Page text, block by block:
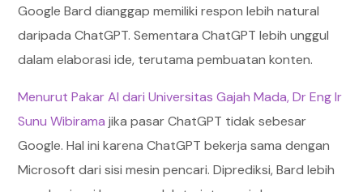
Google Bard dianggap memiliki respon lebih natural
daripada ChatGPT. Sementara ChatGPT lebih unggul
dalam elaborasi ide, terutama pembuatan konten.
Menurut Pakar AI dari Universitas Gajah Mada, Dr Eng Ir
Sunu Wibirama jika pasar ChatGPT tidak sebesar
Google. Hal ini karena ChatGPT bekerja sama dengan
Microsoft dari sisi mesin pencari. Diprediksi, Bard lebih